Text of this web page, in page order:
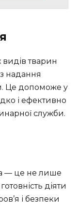
видів тварин
надання
Це допоможе у
і ефективно
служби.
— це не лише
діяти
і безпеки